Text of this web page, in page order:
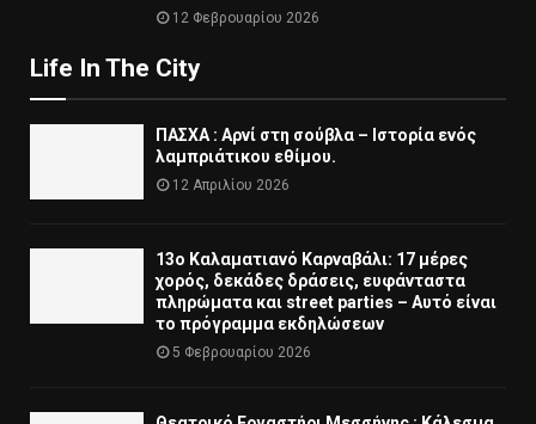
12 Φεβρουαρίου 2026
Life In The City
ΠΑΣΧΑ : Αρνί στη σούβλα – Ιστορία ενός
λαμπριάτικου εθίμου.
12 Απριλίου 2026
13ο Καλαματιανό Καρναβάλι: 17 μέρες
χορός, δεκάδες δράσεις, ευφάνταστα
πληρώματα και street parties – Αυτό είναι
το πρόγραμμα εκδηλώσεων
5 Φεβρουαρίου 2026